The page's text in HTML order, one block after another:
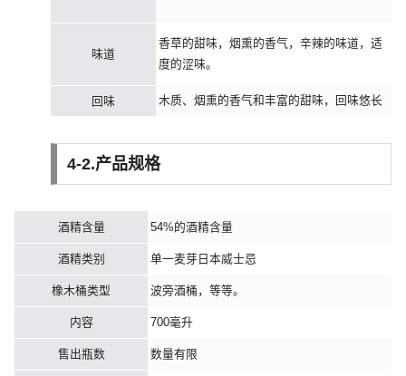
味道
香草的甜味，烟熏的香气，辛辣的味道，适
度的涩味。
回味 木质、烟熏的香气和丰富的甜味，回味悠长
4-2.产品规格
酒精含量 54%的酒精含量
酒精类别 单一麦芽日本威士忌
橡木桶类型 波旁酒桶，等等。
内容 700毫升
售出瓶数 数量有限